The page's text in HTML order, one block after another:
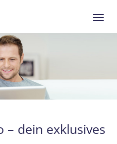
– dein exklusives